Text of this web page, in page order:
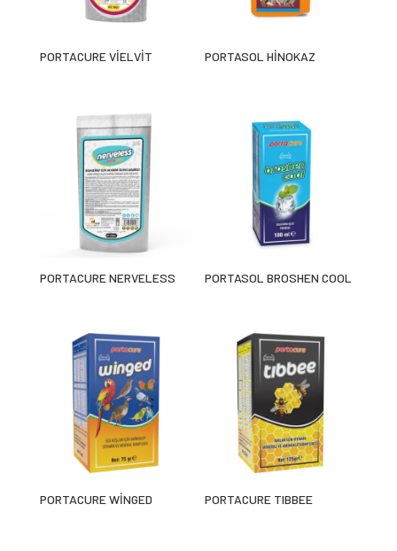
PORTACURE VİELVİT PORTASOL HİNOKAZ
PORTACURE NERVELESS PORTASOL BROSHEN COOL
PORTACURE WİNGED PORTACURE TIBBEE